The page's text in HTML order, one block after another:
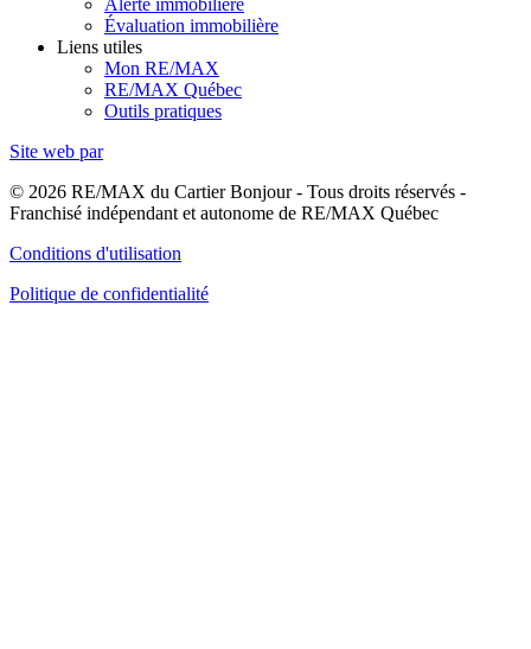
Évaluation immobilière
Liens utiles
Mon RE/MAX
RE/MAX Québec
Outils pratiques
Site web par
© 2026 RE/MAX du Cartier Bonjour - Tous droits réservés -
Franchisé indépendant et autonome de RE/MAX Québec
Conditions d'utilisation
Politique de confidentialité